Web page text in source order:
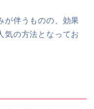
が伴うものの、効果
気の方法となってお